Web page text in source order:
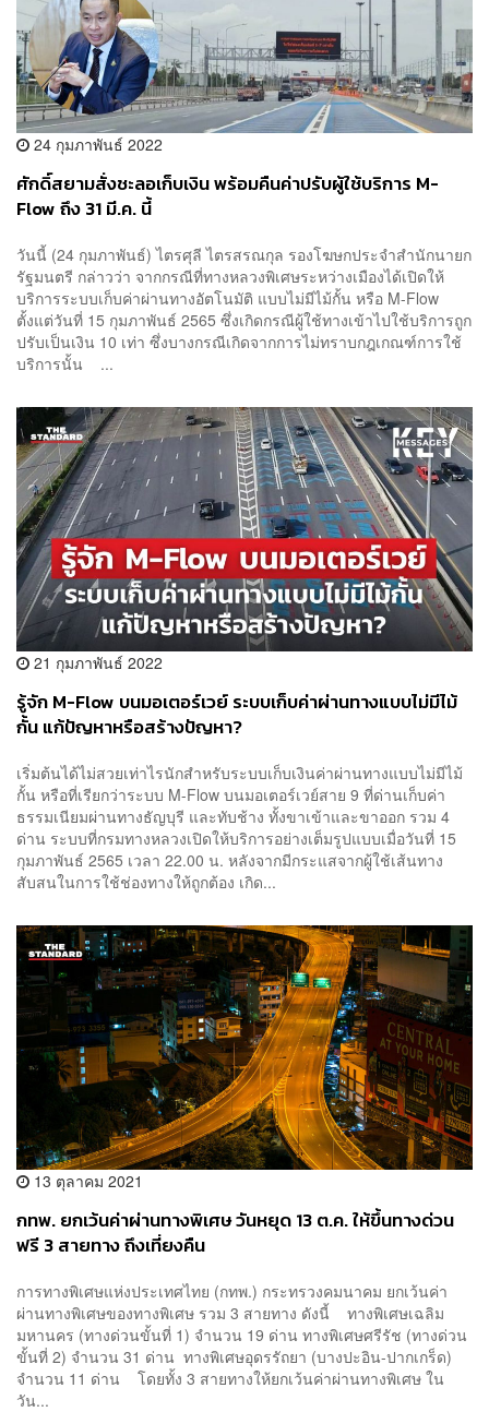
24 กุมภาพันธ์ 2022
ศักดิ์สยามสั่งชะลอเก็บเงิน พร้อมคืนค่าปรับผู้ใช้บริการ M-
Flow ถึง 31 มี.ค. นี้
วันนี้ (24 กุมภาพันธ์) ไตรศุลี ไตรสรณกุล รองโฆษกประจำสำนักนายก
รัฐมนตรี กล่าวว่า จากกรณีที่ทางหลวงพิเศษระหว่างเมืองได้เปิดให้
บริการระบบเก็บค่าผ่านทางอัตโนมัติ แบบไม่มีไม้กั้น หรือ M-Flow
ตั้งแต่วันที่ 15 กุมภาพันธ์ 2565 ซึ่งเกิดกรณีผู้ใช้ทางเข้าไปใช้บริการถูก
ปรับเป็นเงิน 10 เท่า ซึ่งบางกรณีเกิดจากการไม่ทราบกฎเกณฑ์การใช้
บริการนั้น ...
21 กุมภาพันธ์ 2022
รู้จัก M-Flow บนมอเตอร์เวย์ ระบบเก็บค่าผ่านทางแบบไม่มีไม้
กั้น แก้ปัญหาหรือสร้างปัญหา?
เริ่มต้นได้ไม่สวยเท่าไรนักสำหรับระบบเก็บเงินค่าผ่านทางแบบไม่มีไม้
กั้น หรือที่เรียกว่าระบบ M-Flow บนมอเตอร์เวย์สาย 9 ที่ด่านเก็บค่า
ธรรมเนียมผ่านทางธัญบุรี และทับช้าง ทั้งขาเข้าและขาออก รวม 4
ด่าน ระบบที่กรมทางหลวงเปิดให้บริการอย่างเต็มรูปแบบเมื่อวันที่ 15
กุมภาพันธ์ 2565 เวลา 22.00 น. หลังจากมีกระแสจากผู้ใช้เส้นทาง
สับสนในการใช้ช่องทางให้ถูกต้อง เกิด...
13 ตุลาคม 2021
กทพ. ยกเว้นค่าผ่านทางพิเศษ วันหยุด 13 ต.ค. ให้ขึ้นทางด่วน
ฟรี 3 สายทาง ถึงเที่ยงคืน
การทางพิเศษแห่งประเทศไทย (กทพ.) กระทรวงคมนาคม ยกเว้นค่า
ผ่านทางพิเศษของทางพิเศษ รวม 3 สายทาง ดังนี้ ทางพิเศษเฉลิม
มหานคร (ทางด่วนขั้นที่ 1) จำนวน 19 ด่าน ทางพิเศษศรีรัช (ทางด่วน
ขั้นที่ 2) จำนวน 31 ด่าน ทางพิเศษอุดรรัถยา (บางปะอิน-ปากเกร็ด)
จำนวน 11 ด่าน โดยทั้ง 3 สายทางให้ยกเว้นค่าผ่านทางพิเศษ ใน
วัน...